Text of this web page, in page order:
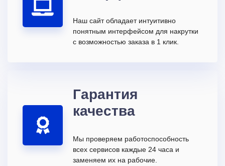
Наш сайт обладает интуитивно
понятным интерфейсом для накрутки
с возможностью заказа в 1 клик.
Гарантия
качества
Мы проверяем работоспособность
всех сервисов каждые 24 часа и
заменяем их на рабочие.